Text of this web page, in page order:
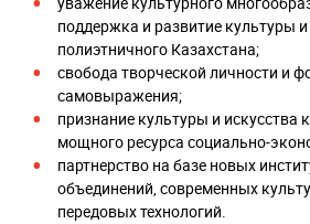
поддержка и развитие культуры
полиэтничного Казахстана;
свобода творческой личности и
самовыражения;
признание культуры и искусства
мощного ресурса социально-
партнерство на базе новых
объединений, современных
передовых технологий.